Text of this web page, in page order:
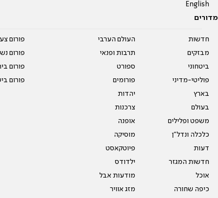
English
מדורים
חדשות
מבזקים
ביטחוני
פוליטי-מדיני
בארץ
בעולם
משפט ופלילים
כלכלה ונדל"ן
דעות
חדשות המגזר
אוכל
כיפה שחורה
העולם הערבי
תרבות ופנאי
ספורט
פורומים
יהדות
צרכנות
אופנה
מוסיקה
פיוטקאסט
ילדודס
מודעות אבל
מזג אוויר
פורום
פורום
פורום
פורום